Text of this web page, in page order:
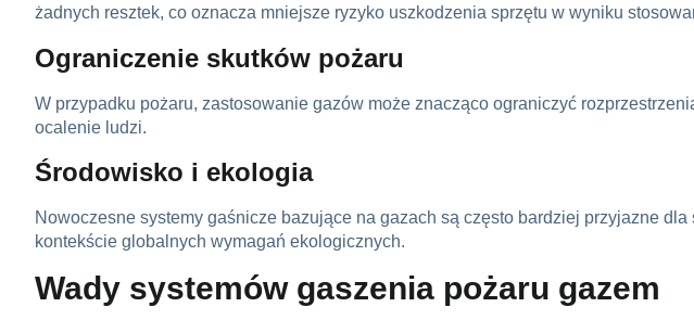
żadnych resztek, co oznacza mniejsze ryzyko uszkodzenia sprzętu w wyniku
Ograniczenie skutków pożaru
W przypadku pożaru, zastosowanie gazów może znacząco ograniczyć
ocalenie ludzi.
Środowisko i ekologia
Nowoczesne systemy gaśnicze bazujące na gazach są często bardziej przyjazne
kontekście globalnych wymagań ekologicznych.
Wady systemów gaszenia pożaru gazem